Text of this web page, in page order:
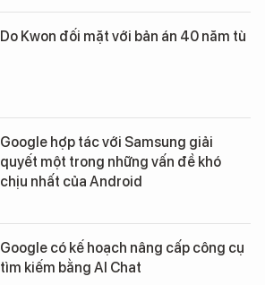
Do Kwon đối mặt với bản án 40 năm tù
Google hợp tác với Samsung giải
quyết một trong những vấn đề khó
chịu nhất của Android
Google có kế hoạch nâng cấp công cụ
tìm kiếm bằng AI Chat